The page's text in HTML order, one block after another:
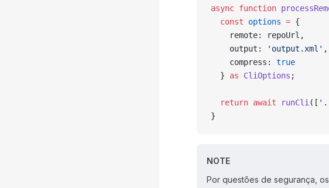
async function
  const
options = {
    remote: repoUrl,
    output:
'output.xml' ,
    compress:
true
  }
as CliOptions ;
  return
await runCli ([
}
NOTE
Por questões de segurança,